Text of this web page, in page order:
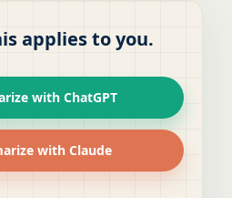
applies to you.
with ChatGPT
with Claude